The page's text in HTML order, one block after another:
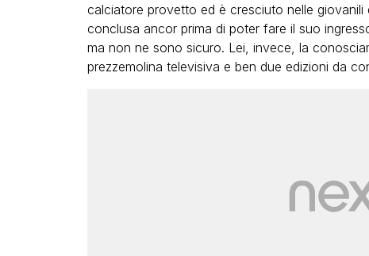
calciatore provetto ed è cresciuto nelle
conclusa ancor prima di poter fare il suo
ma non ne sono sicuro. Lei, invece, la
prezzemolina televisiva e ben due edizioni da